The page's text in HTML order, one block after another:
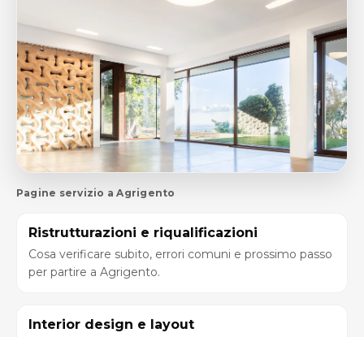
Pagine servizio a Agrigento
Ristrutturazioni e riqualificazioni
Cosa verificare subito, errori comuni e prossimo passo
per partire a Agrigento.
Interior design e layout